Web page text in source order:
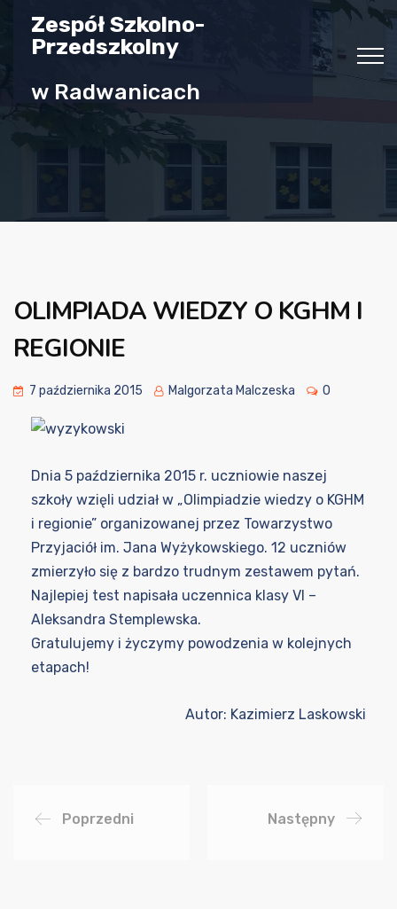
Zespół Szkolno-
Przedszkolny
w Radwanicach
OLIMPIADA WIEDZY O KGHM I
REGIONIE
7 października 2015 Malgorzata Malczeska 0
Dnia 5 października 2015 r. uczniowie naszej
szkoły wzięli udział w „Olimpiadzie wiedzy o KGHM
i regionie” organizowanej przez Towarzystwo
Przyjaciół im. Jana Wyżykowskiego. 12 uczniów
zmierzyło się z bardzo trudnym zestawem pytań.
Najlepiej test napisała uczennica klasy VI –
Aleksandra Stemplewska.
Gratulujemy i życzymy powodzenia w kolejnych
etapach!
Autor: Kazimierz Laskowski
Poprzedni Następny